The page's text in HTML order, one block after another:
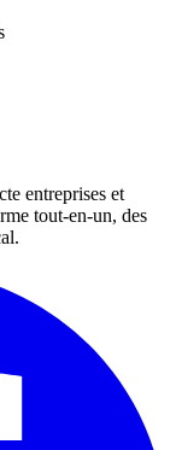
entreprises et
tout-en-un, des